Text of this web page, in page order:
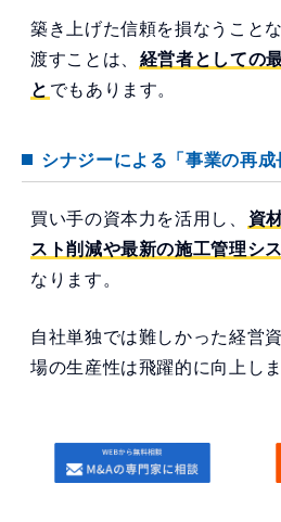
築き上げた信頼を損なうこと
渡すことは、 経営者としての
と でもあります。
シナジーによる「事業の再成
買い手の資本力を活用し、
資
スト削減や最新の施工管理シ
なります。
自社単独では難しかった経営
場の生産性は飛躍的に向上しま